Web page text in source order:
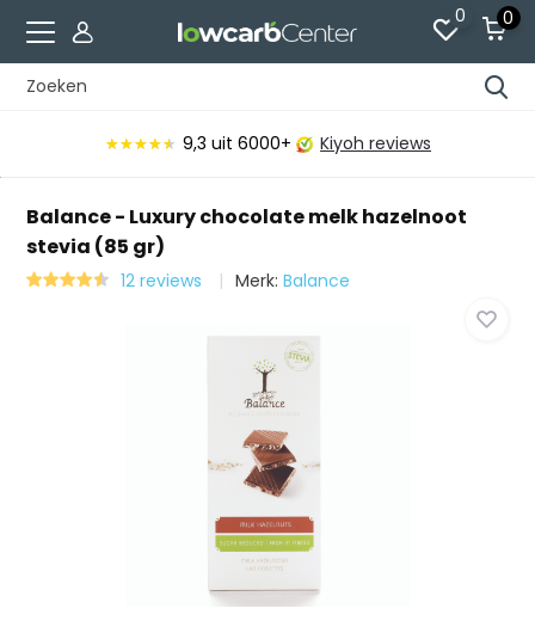
0 0
★★★★★
★★★★★ 9,3 uit 6000+ Kiyoh reviews
Balance - Luxury chocolate melk hazelnoot
stevia (85 gr)
12 reviews Merk:Balance